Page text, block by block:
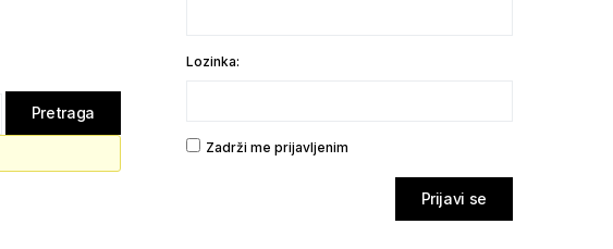
Lozinka:
Zadrži me prijavljenim
Prijavi se